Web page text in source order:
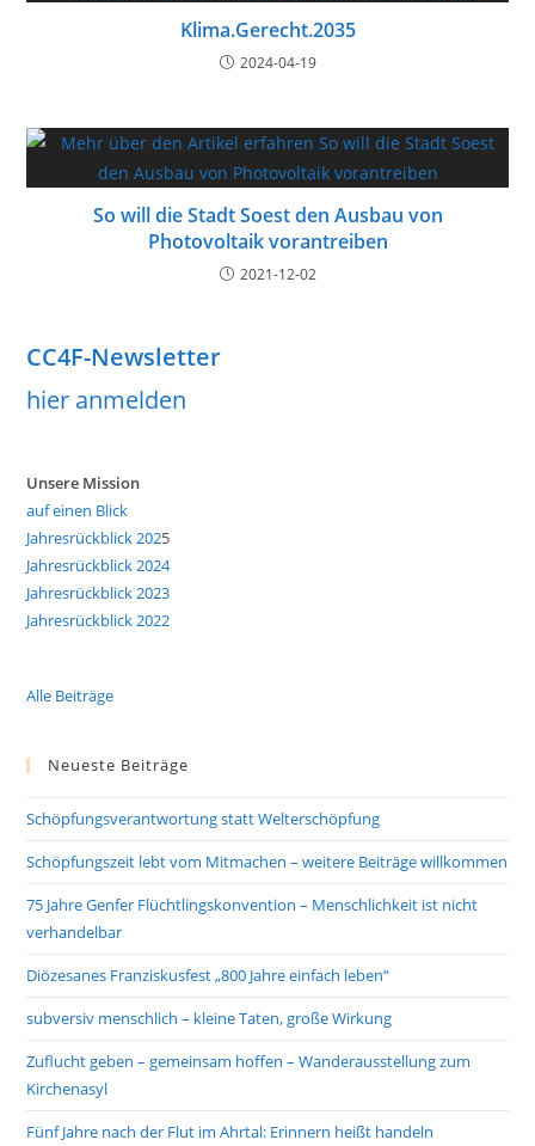
Klima.Gerecht.2035
2024-04-19
So will die Stadt Soest den Ausbau von
Photovoltaik vorantreiben
2021-12-02
CC4F-Newsletter
hier anmelden
Unsere Mission
auf einen Blick
Jahresrückblick 2025
Jahresrückblick 2024
Jahresrückblick 2023
Jahresrückblick 2022
Alle Beiträge
Neueste Beiträge
Schöpfungsverantwortung statt Welterschöpfung
Schöpfungszeit lebt vom Mitmachen – weitere Beiträge willkommen
75 Jahre Genfer Flüchtlingskonvention – Menschlichkeit ist nicht
verhandelbar
Diözesanes Franziskusfest „800 Jahre einfach leben“
subversiv menschlich – kleine Taten, große Wirkung
Zuflucht geben – gemeinsam hoffen – Wanderausstellung zum
Kirchenasyl
Fünf Jahre nach der Flut im Ahrtal: Erinnern heißt handeln